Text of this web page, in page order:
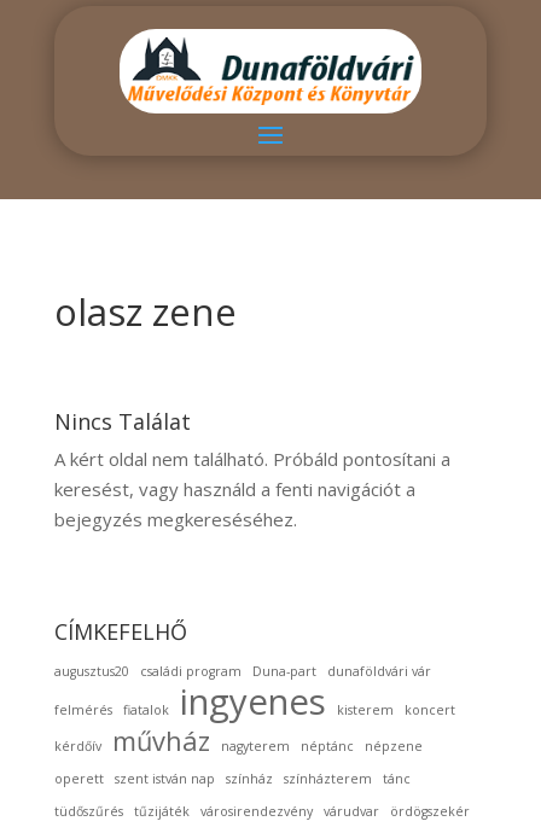
olasz zene
Nincs Találat
A kért oldal nem található. Próbáld pontosítani a
keresést, vagy használd a fenti navigációt a
bejegyzés megkereséséhez.
CÍMKEFELHŐ
augusztus20 családi program Duna-part dunaföldvári vár
felmérés fiatalok ingyenes kisterem koncert
kérdőív művház nagyterem néptánc
népzene
operett
szent istván nap színház színházterem
tánc
tüdőszűrés
tűzijáték városirendezvény várudvar ördögszekér